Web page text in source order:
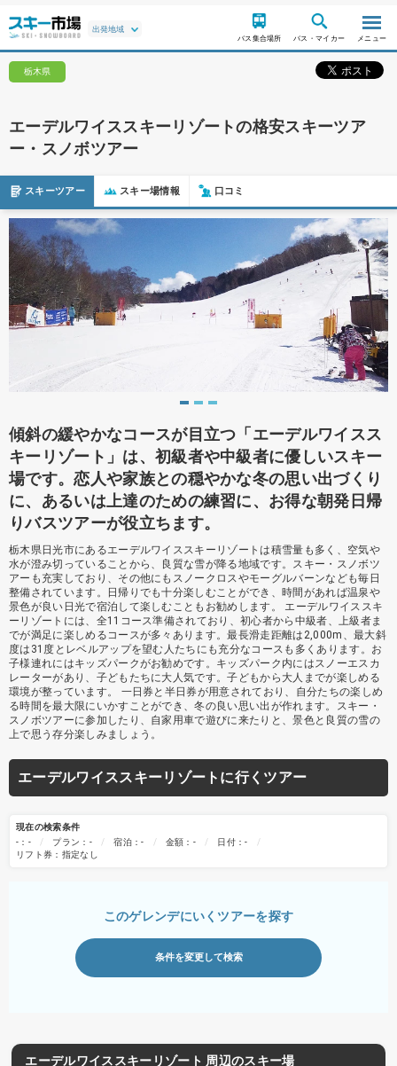
バス集合場所 バス・マイカー メニュー
栃木県
エーデルワイススキーリゾートの格安スキーツア
ー・スノボツアー
スキーツアー スキー場情報 口コミ
傾斜の緩やかなコースが目立つ「エーデルワイスス
キーリゾート」は、初級者や中級者に優しいスキー
場です。恋人や家族との穏やかな冬の思い出づくり
に、あるいは上達のための練習に、お得な朝発日帰
りバスツアーが役立ちます。
栃木県日光市にあるエーデルワイススキーリゾートは積雪量も多く、空気や
水が澄み切っていることから、良質な雪が降る地域です。スキー・スノボツ
アーも充実しており、その他にもスノークロスやモーグルバーンなども毎日
整備されています。日帰りでも十分楽しむことができ、時間があれば温泉や
景色が良い日光で宿泊して楽しむこともお勧めします。 エーデルワイススキ
ーリゾートには、全11コース準備されており、初心者から中級者、上級者ま
でが満足に楽しめるコースが多々あります。最長滑走距離は2,000m、最大斜
度は31度とレベルアップを望む人たちにも充分なコースも多くあります。お
子様連れにはキッズパークがお勧めです。キッズパーク内にはスノーエスカ
レーターがあり、子どもたちに大人気です。子どもから大人までが楽しめる
環境が整っています。 一日券と半日券が用意されており、自分たちの楽しめ
る時間を最大限にいかすことができ、冬の良い思い出が作れます。スキー・
スノボツアーに参加したり、自家用車で遊びに来たりと、景色と良質の雪の
上で思う存分楽しみましょう。
エーデルワイススキーリゾートに行くツアー
現在の検索条件
-：-
プラン：- 宿泊：- 金額：-
日付：-
リフト券：指定なし
このゲレンデにいくツアーを探す
条件を変更して検索
エーデルワイススキーリゾート 周辺のスキー場